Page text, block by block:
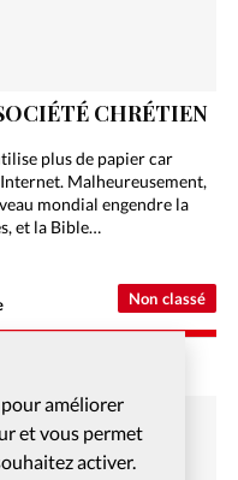
améliorer
et vous permet
activer.
Non classé
CHRÉTIEN
plus de papier car
Malheureusement,
mondial engendre la
et la Bible…